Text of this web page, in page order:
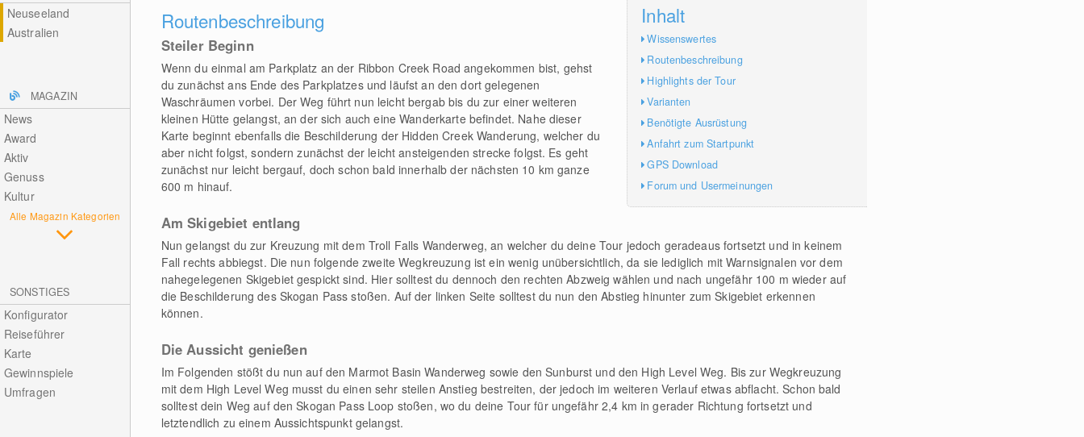
Neuseeland
Australien
MAGAZIN
News
Award
Aktiv
Genuss
Kultur
Alle Magazin Kategorien
SONSTIGES
Konfigurator
Reiseführer
Karte
Gewinnspiele
Umfragen
Inhalt
Wissenswertes
Routenbeschreibung
Highlights der Tour
Varianten
Benötigte Ausrüstung
Anfahrt zum Startpunkt
GPS Download
Forum und Usermeinungen
Routenbeschreibung
Steiler Beginn
Wenn du einmal am Parkplatz an der Ribbon Creek Road angekommen bist, gehst
du zunächst ans Ende des Parkplatzes und läufst an den dort gelegenen
Waschräumen vorbei. Der Weg führt nun leicht bergab bis du zur einer weiteren
kleinen Hütte gelangst, an der sich auch eine Wanderkarte befindet. Nahe dieser
Karte beginnt ebenfalls die Beschilderung der Hidden Creek Wanderung, welcher du
aber nicht folgst, sondern zunächst der leicht ansteigenden strecke folgst. Es geht
zunächst nur leicht bergauf, doch schon bald innerhalb der nächsten 10 km ganze
600 m hinauf.
Am Skigebiet entlang
Nun gelangst du zur Kreuzung mit dem Troll Falls Wanderweg, an welcher du deine Tour jedoch geradeaus fortsetzt und in keinem
Fall rechts abbiegst. Die nun folgende zweite Wegkreuzung ist ein wenig unübersichtlich, da sie lediglich mit Warnsignalen vor dem
nahegelegenen Skigebiet gespickt sind. Hier solltest du dennoch den rechten Abzweig wählen und nach ungefähr 100 m wieder auf
die Beschilderung des Skogan Pass stoßen. Auf der linken Seite solltest du nun den Abstieg hinunter zum Skigebiet erkennen
können.
Die Aussicht genießen
Im Folgenden stößt du nun auf den Marmot Basin Wanderweg sowie den Sunburst und den High Level Weg. Bis zur Wegkreuzung
mit dem High Level Weg musst du einen sehr steilen Anstieg bestreiten, der jedoch im weiteren Verlauf etwas abflacht. Schon bald
solltest dein Weg auf den Skogan Pass Loop stoßen, wo du deine Tour für ungefähr 2,4 km in gerader Richtung fortsetzt und
letztendlich zu einem Aussichtspunkt gelangst.